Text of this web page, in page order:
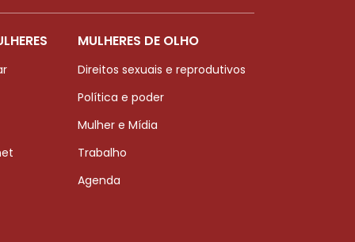
MULHERES DE OLHO
Direitos sexuais e reprodutivos
Política e poder
Mulher e Mídia
Trabalho
Agenda